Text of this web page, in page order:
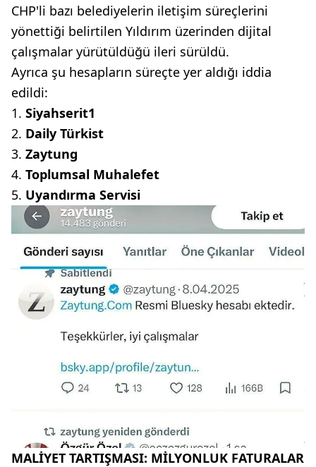
CHP'li bazı belediyelerin iletişim süreçlerini
yönettiği belirtilen Yıldırım üzerinden dijital
çalışmalar yürütüldüğü ileri sürüldü.
Ayrıca şu hesapların süreçte yer aldığı iddia
edildi:
Siyahserit1
Daily Türkist
Zaytung
Toplumsal Muhalefet
Uyandırma Servisi
MALİYET TARTIŞMASI: MİLYONLUK FATURALAR